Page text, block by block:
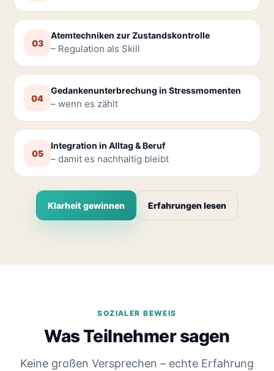
03
Atemtechniken zur Zustandskontrolle
– Regulation als Skill
04
Gedankenunterbrechung in Stressmomenten
– wenn es zählt
05
Integration in Alltag & Beruf
– damit es nachhaltig bleibt
Klarheit gewinnen Erfahrungen lesen
SOZIALER BEWEIS
Was Teilnehmer sagen
Keine großen Versprechen – echte Erfahrung